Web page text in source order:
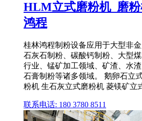
HLM立式磨粉机_磨
鸿程
桂林鸿程制粉设备应用于大型非
石灰石制粉、碳酸钙制粉、大型
行业、锰矿加工领域、矿渣、水渣
石膏制粉等诸多领域。 鹅卵石立
粉机 生石灰立式磨粉机 菱镁矿立
联系电话: 180 3780 8511